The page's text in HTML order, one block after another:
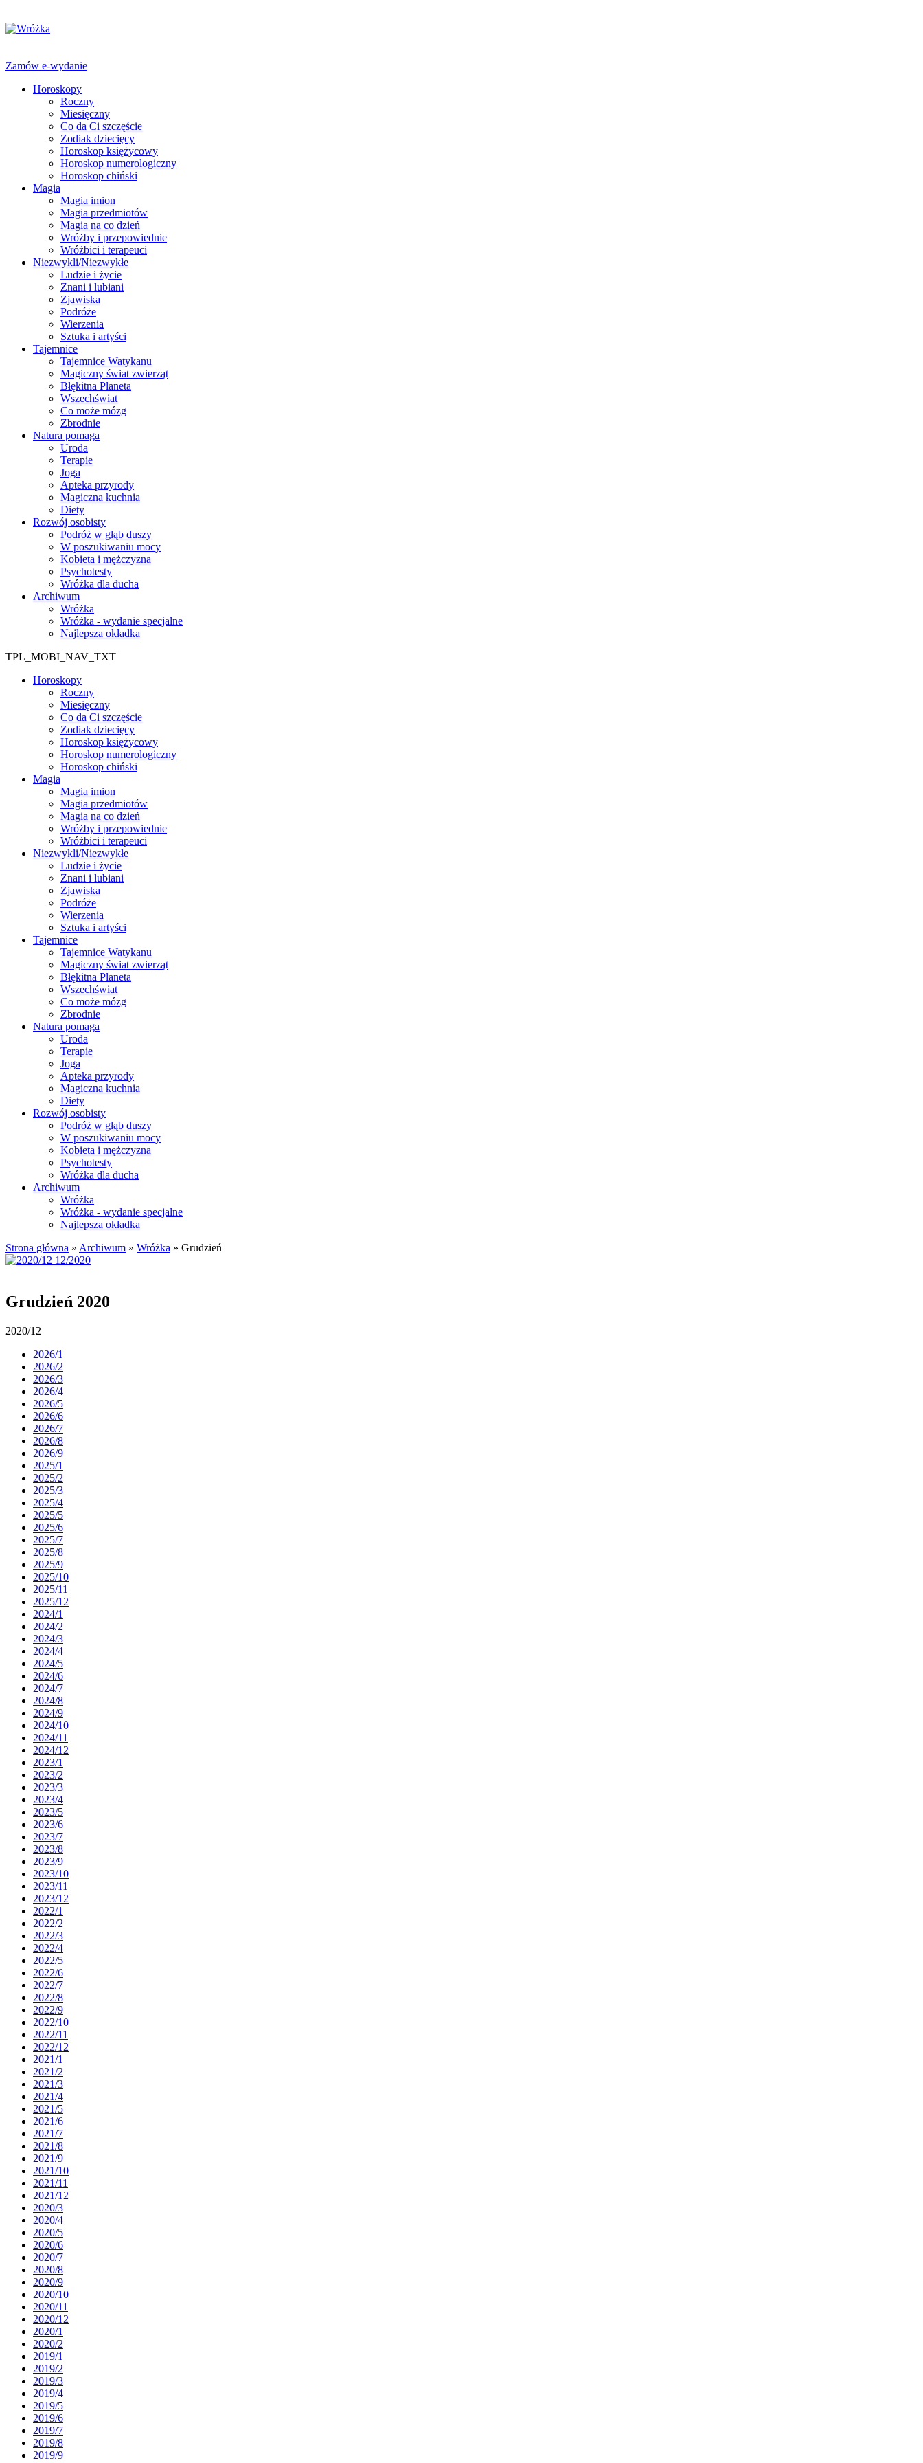
Zamów e-wydanie
Horoskopy
Roczny
Miesięczny
Co da Ci szczęście
Zodiak dziecięcy
Horoskop księżycowy
Horoskop numerologiczny
Horoskop chiński
Magia
Magia imion
Magia przedmiotów
Magia na co dzień
Wróżby i przepowiednie
Wróżbici i terapeuci
Niezwykli/Niezwykłe
Ludzie i życie
Znani i lubiani
Zjawiska
Podróże
Wierzenia
Sztuka i artyści
Tajemnice
Tajemnice Watykanu
Magiczny świat zwierząt
Błękitna Planeta
Wszechświat
Co może mózg
Zbrodnie
Natura pomaga
Uroda
Terapie
Joga
Apteka przyrody
Magiczna kuchnia
Diety
Rozwój osobisty
Podróż w głąb duszy
W poszukiwaniu mocy
Kobieta i mężczyzna
Psychotesty
Wróżka dla ducha
Archiwum
Wróżka
Wróżka - wydanie specjalne
Najlepsza okładka
TPL_MOBI_NAV_TXT
Horoskopy
Roczny
Miesięczny
Co da Ci szczęście
Zodiak dziecięcy
Horoskop księżycowy
Horoskop numerologiczny
Horoskop chiński
Magia
Magia imion
Magia przedmiotów
Magia na co dzień
Wróżby i przepowiednie
Wróżbici i terapeuci
Niezwykli/Niezwykłe
Ludzie i życie
Znani i lubiani
Zjawiska
Podróże
Wierzenia
Sztuka i artyści
Tajemnice
Tajemnice Watykanu
Magiczny świat zwierząt
Błękitna Planeta
Wszechświat
Co może mózg
Zbrodnie
Natura pomaga
Uroda
Terapie
Joga
Apteka przyrody
Magiczna kuchnia
Diety
Rozwój osobisty
Podróż w głąb duszy
W poszukiwaniu mocy
Kobieta i mężczyzna
Psychotesty
Wróżka dla ducha
Archiwum
Wróżka
Wróżka - wydanie specjalne
Najlepsza okładka
Strona główna » Archiwum » Wróżka » Grudzień
Grudzień 2020
2020/12
2026/1
2026/2
2026/3
2026/4
2026/5
2026/6
2026/7
2026/8
2026/9
2025/1
2025/2
2025/3
2025/4
2025/5
2025/6
2025/7
2025/8
2025/9
2025/10
2025/11
2025/12
2024/1
2024/2
2024/3
2024/4
2024/5
2024/6
2024/7
2024/8
2024/9
2024/10
2024/11
2024/12
2023/1
2023/2
2023/3
2023/4
2023/5
2023/6
2023/7
2023/8
2023/9
2023/10
2023/11
2023/12
2022/1
2022/2
2022/3
2022/4
2022/5
2022/6
2022/7
2022/8
2022/9
2022/10
2022/11
2022/12
2021/1
2021/2
2021/3
2021/4
2021/5
2021/6
2021/7
2021/8
2021/9
2021/10
2021/11
2021/12
2020/3
2020/4
2020/5
2020/6
2020/7
2020/8
2020/9
2020/10
2020/11
2020/12
2020/1
2020/2
2019/1
2019/2
2019/3
2019/4
2019/5
2019/6
2019/7
2019/8
2019/9